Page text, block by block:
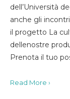
dell’Università
anche gli
il progetto La
dellenostre
Prenota il tuo
Read More ›